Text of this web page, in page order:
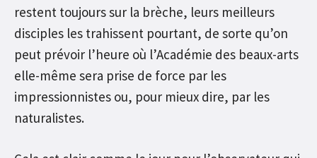
restent toujours sur la brèche, leurs meilleurs
disciples les trahissent pourtant, de sorte qu’on
peut prévoir l’heure où l’Académie des beaux-arts
elle-même sera prise de force par les
impressionnistes ou, pour mieux dire, par les
naturalistes.